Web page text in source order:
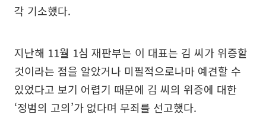
각 기소했다.
지난해 11월 1심 재판부는 이 대표는 김 씨가 위증할
것이라는 점을 알았거나 미필적으로나마 예견할 수
있었다고 보기 어렵기 때문에 김 씨의 위증에 대한
‘정범의 고의’가 없다며 무죄를 선고했다.